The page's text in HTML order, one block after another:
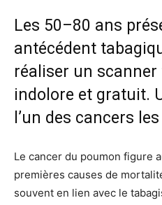
Les 50–80 ans
antécédent
réaliser un scanner
indolore et gratuit.
l’un des cancers
Le cancer du poumon figure
premières causes de
souvent en lien avec le